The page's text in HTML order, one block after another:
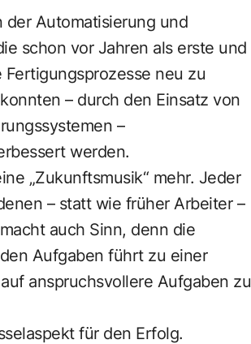
der Automatisierung und
schon vor Jahren als erste und
neu zu
– durch den Einsatz von
–
werden.
„Zukunftsmusik“ mehr. Jeder
– statt wie früher Arbeiter –
auch Sinn, denn die
Aufgaben führt zu einer
anspruchsvollere Aufgaben zu
für den Erfolg.